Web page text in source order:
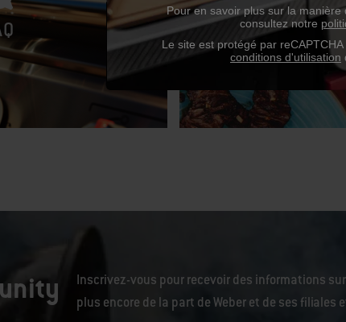
Inscrivez-vous pour recevoir des informations
plus encore de la part de Weber et de ses
Pour en savoir plus sur la
consultez notre
Le site est protégé par reCAPTCHA
conditions d'utilisation